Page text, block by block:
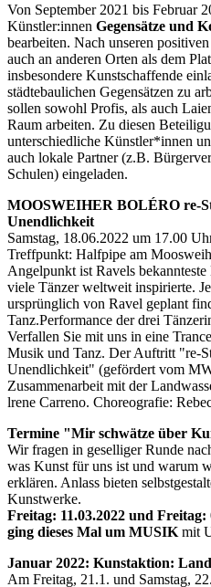
Von September 2021 bis Februar
Künstler:innen Gegensätze und
bearbeiten. Nach unseren
auch an anderen Orten als dem
insbesondere Kunstschaffende
städtebaulichen Gegensätzen zu
sollen sowohl Profis, als auch
Raum arbeiten. Zu diesen
unterschiedliche Künstler*innen
auch lokale Partner (z.B.
Schulen) eingeladen.
MOOSWEIHER BOLÉRO re-
Unendlichkeit
Samstag, 18.06.2022 um 17.00
Treffpunkt: Halfpipe am
Angelpunkt ist Ravels
viele Tänzer weltweit inspirierte.
ursprünglich von Ravel geplant
Tanz.Performance der drei
Verfallen Sie mit uns in eine
Musik und Tanz. Der Auftritt "re-
Unendlichkeit" (gefördert vom
Zusammenarbeit mit der
lrene Carreno. Choreografie:
Termine "Mir schwätze über
Wir fragen in geselliger Runde
was Kunst für uns ist und warum
erklären. Anlass bieten
Kunstwerke.
Freitag: 11.03.2022 und
ging dieses Mal um MUSIK mit
Januar 2022: Kunstaktion:
Am Freitag, 21.1. und Samstag,